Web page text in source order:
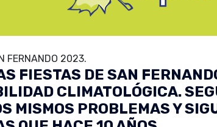
FERNANDO 2023.
FIESTAS DE SAN
CLIMATOLÓGICA.
MISMOS PROBLEMAS Y